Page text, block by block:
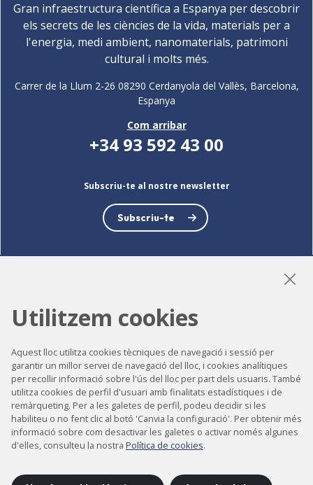
Gran infraestructura científica a Espanya per descobrir
els secrets de les ciències de la vida, materials per a
l'energia, medi ambient, nanomaterials, patrimoni
cultural i molts més.
Carrer de la Llum 2-26 08290 Cerdanyola del Vallès, Barcelona,
Espanya
Com arribar
+34 93 592 43 00
Subscriu-te al nostre newsletter
Subscriu-te
Accessibilitat
Contacte
Avís legal
Política de privacitat
Utilitzem cookies
Aquest lloc utilitza cookies tècniques de navegació i sessió per
garantir un millor servei de navegació del lloc, i cookies analítiques
per recollir informació sobre l'ús del lloc per part dels usuaris. També
utilitza cookies de perfil d'usuari amb finalitats estadístiques i de
remàrqueting. Per a les galetes de perfil, podeu decidir si les
habiliteu o no fent clic al botó 'Canvia la configuració'. Per obtenir més
informació sobre com desactivar les galetes o activar només algunes
d'elles, consulteu la nostra Política de cookies.